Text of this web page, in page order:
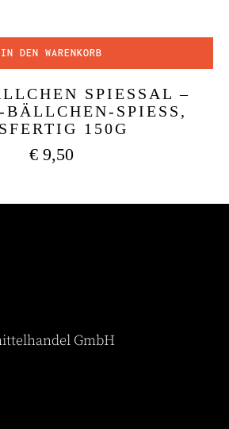
IN DEN WARENKORB
SPIESSAL –
SPIESS, ES
150G
€ 9,50
GmbH